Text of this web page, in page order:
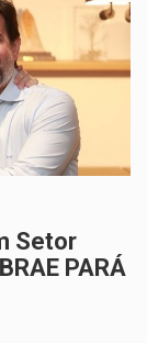
Setor
PARÁ